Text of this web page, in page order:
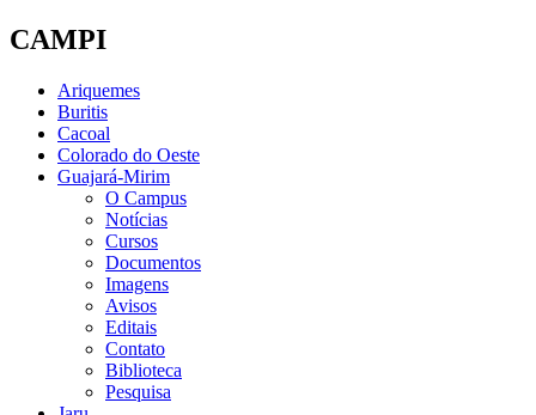
CAMPI
Ariquemes
Buritis
Cacoal
Colorado do Oeste
Guajará-Mirim
O Campus
Notícias
Cursos
Documentos
Imagens
Avisos
Editais
Contato
Biblioteca
Pesquisa